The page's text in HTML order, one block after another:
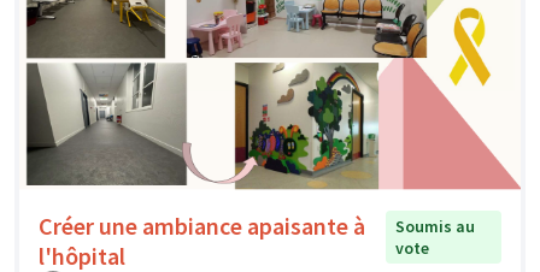
Créer une ambiance apaisante à
l'hôpital
Soumis au
vote